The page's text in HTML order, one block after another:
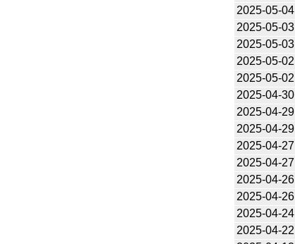
2025-05-04
2025-05-03
2025-05-03
2025-05-02
2025-05-02
2025-04-30
2025-04-29
2025-04-29
2025-04-27
2025-04-27
2025-04-26
2025-04-26
2025-04-24
2025-04-22